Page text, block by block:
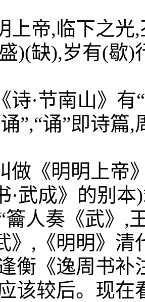
帝,临下之光,
)(缺),岁有(歇)
节南山》有“
”,“诵”即诗篇
做《明明上帝
·武成》的别
籥人奏《武》,
》,《明明》清
衡《逸周书补
该较后。现在